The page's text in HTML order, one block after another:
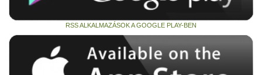
RSS ALKALMAZÁSOK A GOOGLE PLAY-BEN